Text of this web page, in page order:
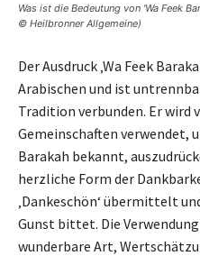
Was ist die Bedeutung von 'Wa Feek
© Heilbronner Allgemeine)
Der Ausdruck ‚Wa Feek
Arabischen und ist
Tradition verbunden. Er wird
Gemeinschaften verwendet,
Barakah bekannt,
herzliche Form der
‚Dankeschön‘ übermittelt
Gunst bittet. Die
wunderbare Art,